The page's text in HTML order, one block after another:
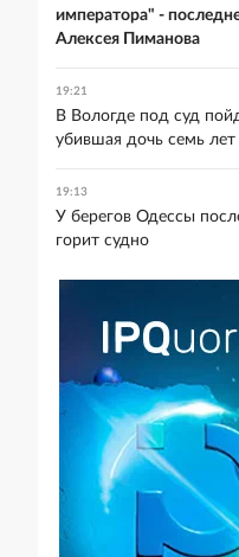
императора" -
Алексея Пиманова
19:21
В Вологде под суд
убившая дочь семь лет
19:13
У берегов Одессы
горит судно